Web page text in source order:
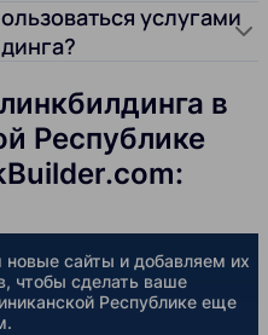
услугами
в
Республике
сайты и добавляем их
чтобы сделать ваше
Республике еще